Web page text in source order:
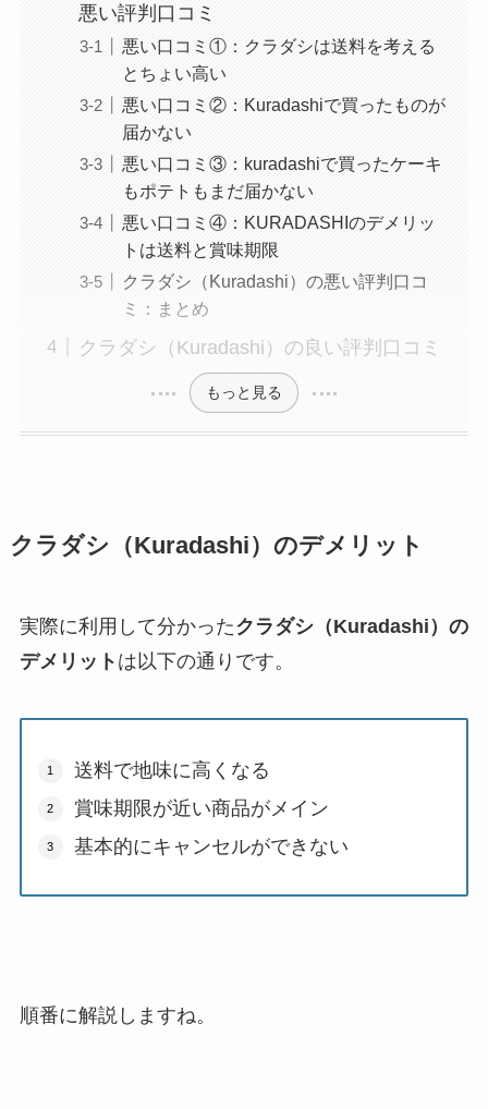
悪い評判口コミ
悪い口コミ①：クラダシは送料を考える
とちょい高い
悪い口コミ②：Kuradashiで買ったものが
届かない
悪い口コミ③：kuradashiで買ったケーキ
もポテトもまだ届かない
悪い口コミ④：KURADASHIのデメリッ
トは送料と賞味期限
クラダシ（Kuradashi）の悪い評判口コ
ミ：まとめ
クラダシ（Kuradashi）の良い評判口コミ
もっと見る
クラダシ（Kuradashi）のデメリット
実際に利用して分かったクラダシ（Kuradashi）の
デメリット は以下の通りです。
送料で地味に高くなる
賞味期限が近い商品がメイン
基本的にキャンセルができない
順番に解説しますね。